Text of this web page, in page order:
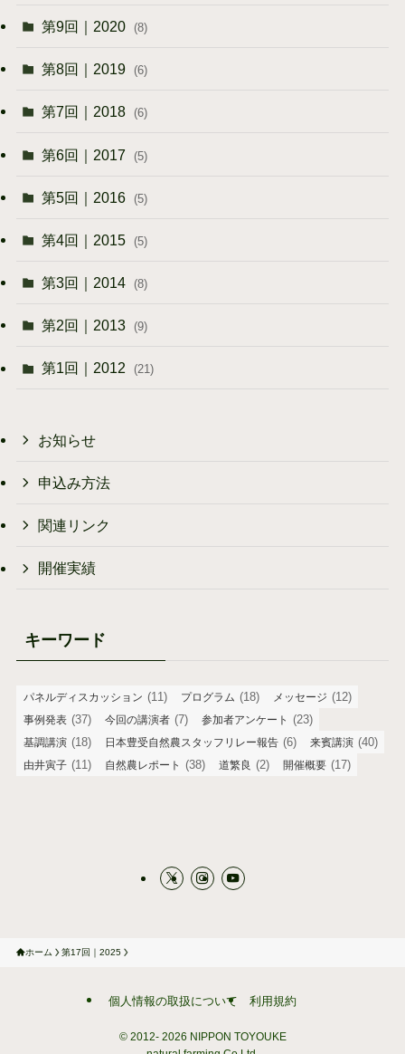
第9回｜2020 (8)
第8回｜2019 (6)
第7回｜2018 (6)
第6回｜2017 (5)
第5回｜2016 (5)
第4回｜2015 (5)
第3回｜2014 (8)
第2回｜2013 (9)
第1回｜2012 (21)
お知らせ
申込み方法
関連リンク
開催実績
キーワード
パネルディスカッション (11) プログラム (18) メッセージ (12)
事例発表 (37) 今回の講演者 (7) 参加者アンケート (23)
基調講演 (18) 日本豊受自然農スタッフリレー報告 (6) 来賓講演 (40)
由井寅子 (11) 自然農レポート (38) 道繁良 (2) 開催概要 (17)
ホーム 第17回｜2025
個人情報の取扱について 利用規約
© 2012-2026 NIPPON TOYOUKE